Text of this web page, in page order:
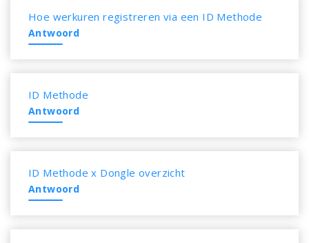
Hoe werkuren registreren via een ID Methode
Antwoord
ID Methode
Antwoord
ID Methode x Dongle overzicht
Antwoord